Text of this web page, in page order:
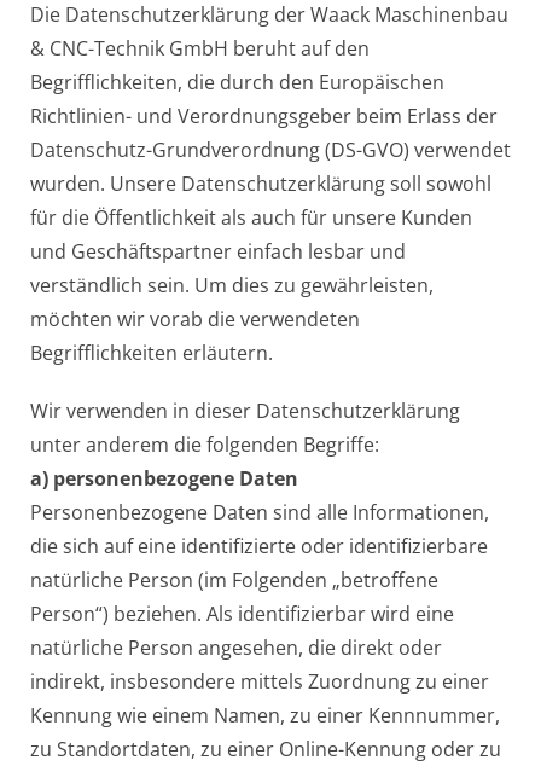
Die Datenschutzerklärung der Waack Maschinenbau
& CNC-Technik GmbH beruht auf den
Begrifflichkeiten, die durch den Europäischen
Richtlinien- und Verordnungsgeber beim Erlass der
Datenschutz-Grundverordnung (DS-GVO) verwendet
wurden. Unsere Datenschutzerklärung soll sowohl
für die Öffentlichkeit als auch für unsere Kunden
und Geschäftspartner einfach lesbar und
verständlich sein. Um dies zu gewährleisten,
möchten wir vorab die verwendeten
Begrifflichkeiten erläutern.
Wir verwenden in dieser Datenschutzerklärung
unter anderem die folgenden Begriffe:
a) personenbezogene Daten
Personenbezogene Daten sind alle Informationen,
die sich auf eine identifizierte oder identifizierbare
natürliche Person (im Folgenden „betroffene
Person“) beziehen. Als identifizierbar wird eine
natürliche Person angesehen, die direkt oder
indirekt, insbesondere mittels Zuordnung zu einer
Kennung wie einem Namen, zu einer Kennnummer,
zu Standortdaten, zu einer Online-Kennung oder zu